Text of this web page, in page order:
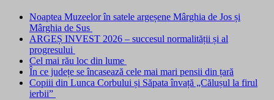
Noaptea Muzeelor în satele argeșene Mârghia de Jos și
Mârghia de Sus
ARGEȘ INVEST 2026 – succesul normalității și al
progresului
Cel mai rău loc din lume
În ce județe se încasează cele mai mari pensii din țară
Copiii din Lunca Corbului și Săpata învață „Călușul la firul
ierbii”